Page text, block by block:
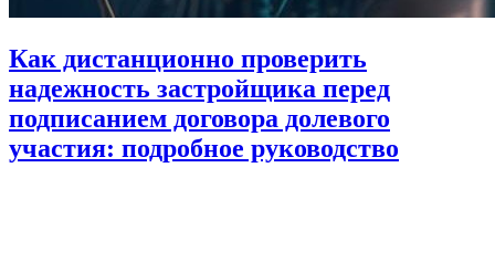
Как дистанционно проверить
надежность застройщика перед
подписанием договора долевого
участия: подробное руководство